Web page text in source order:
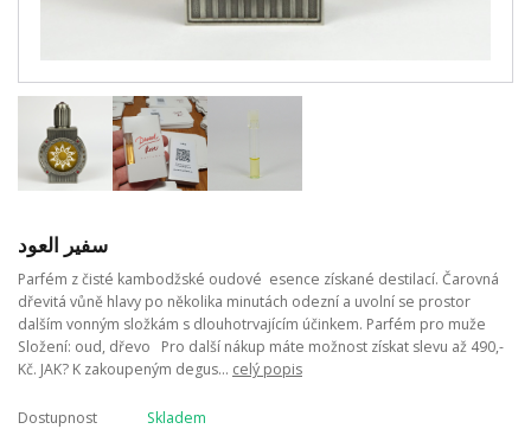
سفير العود
Parfém z čisté kambodžské oudové esence získané destilací. Čarovná
dřevitá vůně hlavy po několika minutách odezní a uvolní se prostor
dalším vonným složkám s dlouhotrvajícím účinkem. Parfém pro muže
Složení: oud, dřevo Pro další nákup máte možnost získat slevu až 490,-
Kč. JAK? K zakoupeným degus... celý popis
Dostupnost Skladem